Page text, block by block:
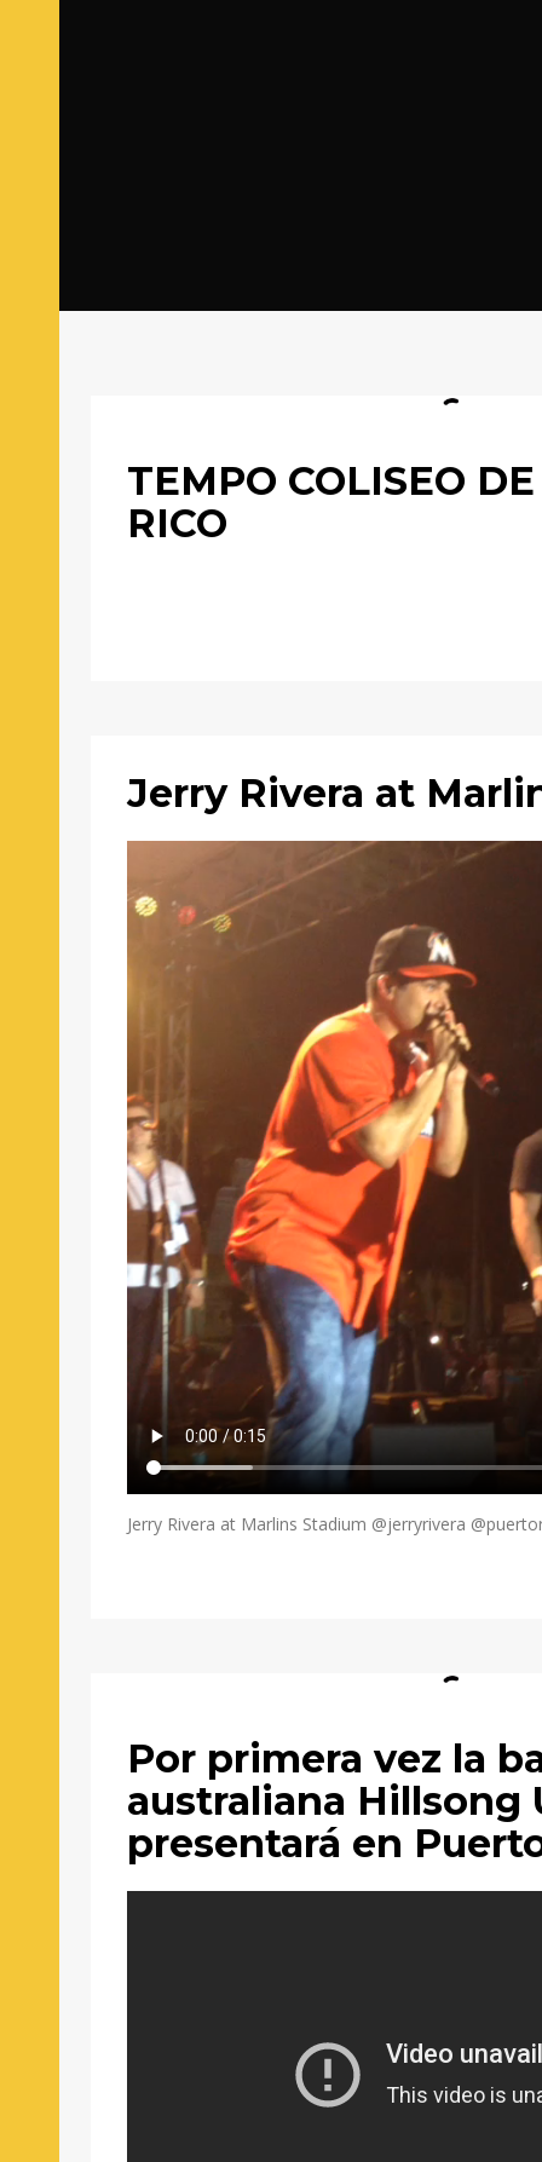
TEMPO COLISEO
RICO
Jerry Rivera at
Jerry Rivera at Marlins Stadium @jerryrivera
Por primera vez la
australiana Hillsong
presentará en